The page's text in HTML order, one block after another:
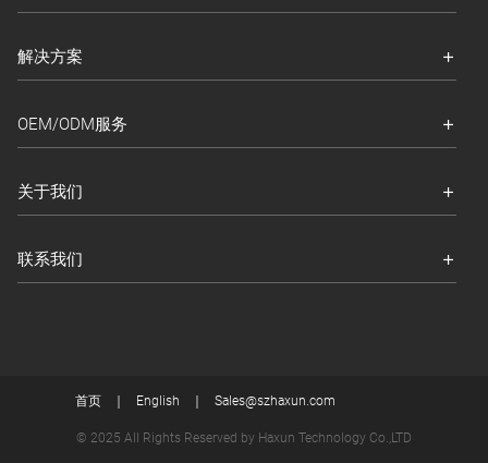
解决方案
OEM/ODM服务
关于我们
联系我们
首页 English Sales@szhaxun.com
© 2025 All Rights Reserved by Haxun Technology Co.,LTD